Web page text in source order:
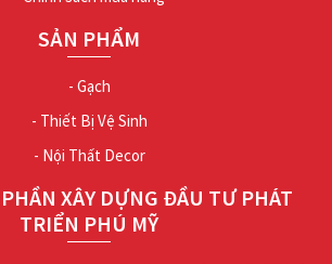
SẢN PHẨM
- Gạch
- Thiết Bị Vệ Sinh
- Nội Thất Decor
PHẦN XÂY DỰNG ĐẦU TƯ PHÁT
TRIỂN PHÚ MỸ